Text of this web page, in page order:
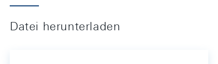
Datei herunterladen